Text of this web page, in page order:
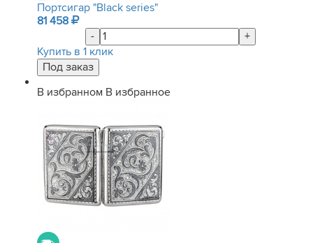
Портсигар "Black series"
81 458
-
+
Купить в 1 клик
В избранном В избранное